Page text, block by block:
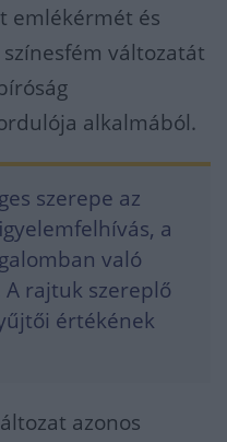
emlékérmét és
változatát
alkalmából.
szerepe az
a
való
rajtuk szereplő
értékének
azonos